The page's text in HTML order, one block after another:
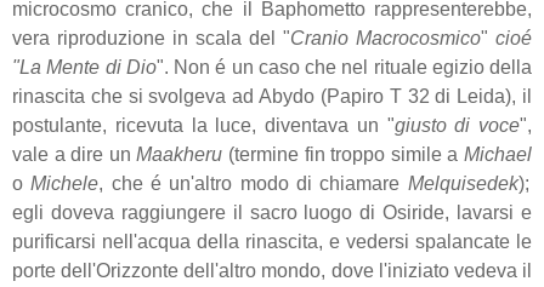
microcosmo cranico, che il Baphometto rappresenterebbe,
vera riproduzione in scala del "Cranio Macrocosmico" cioé
"La Mente di Dio". Non é un caso che nel rituale egizio della
rinascita che si svolgeva ad Abydo (Papiro T 32 di Leida), il
postulante, ricevuta la luce, diventava un "giusto di voce",
vale a dire unMaakheru (termine fin troppo simile aMichael
oMichele, che é un'altro modo di chiamare Melquisedek);
egli doveva raggiungere il sacro luogo di Osiride, lavarsi e
purificarsi nell'acqua della rinascita, e vedersi spalancate le
porte dell'Orizzonte dell'altro mondo, dove l'iniziato vedeva il